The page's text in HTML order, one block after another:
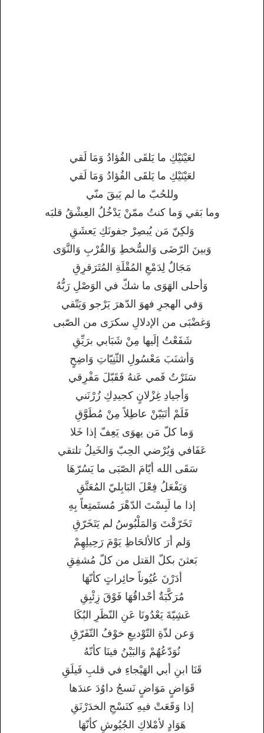
لعَيْنَيْكِ ما يَلقَى الفُؤادُ وَمَا لَقي
لعَيْنَيْكِ ما يَلقَى الفُؤادُ وَمَا لَقي
وللحُبّ ما لم يَبقَ منّي
وما بَقي وَما كنتُ ممّنْ يَدْخُلُ العِشْقُ قلبَه
وَلكِنّ مَن يُبصِرْ جفونَكِ يَعشَقِ
وَبينَ الرّضَى وَالسُّخطِ وَالقُرْبِ وَالنَّوَى
مَجَالٌ لِدَمْعِ المُقْلَةِ المُتَرَقرِقِ
وَأحلى الهَوَى ما شكّ في الوَصْلِ رَبُّهُ
وَفي الهجرِ فهوَ الدّهرَ يَرْجو وَيَتّقي
وَغضْبَى من الإدلالِ سكرَى من الصّبى
شَفَعْتُ إلَيها مِنْ شَبَابي برَيِّقِ
وَأشنَبَ مَعْسُولِ الثّنِيّاتِ وَاضِحٍ
سَتَرْتُ فَمي عَنهُ فَقَبّلَ مَفْرِقي
وَأجيادِ غِزْلانٍ كجيدِكِ زُرْنَني
فَلَمْ أتَبَيّنْ عاطِلاً مِنْ مُطَوَّقِ
وَما كلّ مَن يهوَى يَعِفّ إذا خَلا
عَفَافي وَيُرْضي الحِبّ وَالخَيلُ تلتقي
سَقَى الله أيّامَ الصّبَى ما يَسُرّهَا
وَيَفْعَلُ فِعْلَ البَابِليّ المُعَتَّقِ
إذا ما لَبِسْتَ الدّهْرَ مُستَمتِعاً بِهِ
تَخَرّقْتَ وَالمَلْبُوسُ لم يَتَخَرّقِ
وَلم أرَ كالألحَاظِ يَوْمَ رَحِيلِهِمْ
بَعثنَ بكلّ القتل من كلّ مُشفِقِ
أدَرْنَ عُيُوناً حائِراتٍ كأنّهَا
مُرَكَّبَةٌ أحْداقُهَا فَوْقَ زِئْبِقِ
عَشِيّةَ يَعْدُونَا عَنِ النّظَرِ البُكَا
وَعن لذّةِ التّوْديعِ خوْفُ التّفَرّقِ
نُوَدّعُهُمْ وَالبَيْنُ فينَا كأنّهُ
قَنَا ابنِ أبي الهَيْجاءِ في قلبِ فَيلَقِ
قَوَاضٍ مَوَاضٍ نَسجُ داوُدَ عندَها
إذا وَقَعَتْ فيهِ كنَسْجِ الخدَرْنَقِ
هَوَادٍ لأمْلاكِ الجُيُوشِ كأنّهَا